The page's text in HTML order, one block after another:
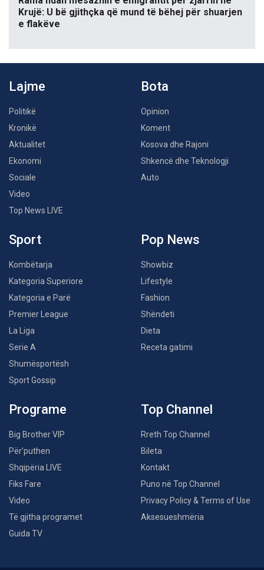
Krujë: U bë gjithçka që mund të bëhej për shuarjen
e flakëve
Lajme
Politikë
Kronikë
Aktualitet
Ekonomi
Sociale
Video
Top News LIVE
Bota
Opinion
Koment
Kosova dhe Rajoni
Shkencë dhe Teknologji
Auto
Sport
Kombëtarja
Kategoria Superiore
Kategoria e Parë
Premier League
La Liga
Serie A
Shumësportësh
Sport Gossip
Pop News
Showbiz
Lifestyle
Fashion
Shëndeti
Dieta
Receta gatimi
Programe
Big Brother VIP
Për’puthen
Shqipëria LIVE
Fiks Fare
Video
Të gjitha programet
Guida TV
Top Channel
Rreth Top Channel
Bileta
Kontakt
Puno në Top Channel
Privacy Policy & Terms of Use
Aksesueshmëria